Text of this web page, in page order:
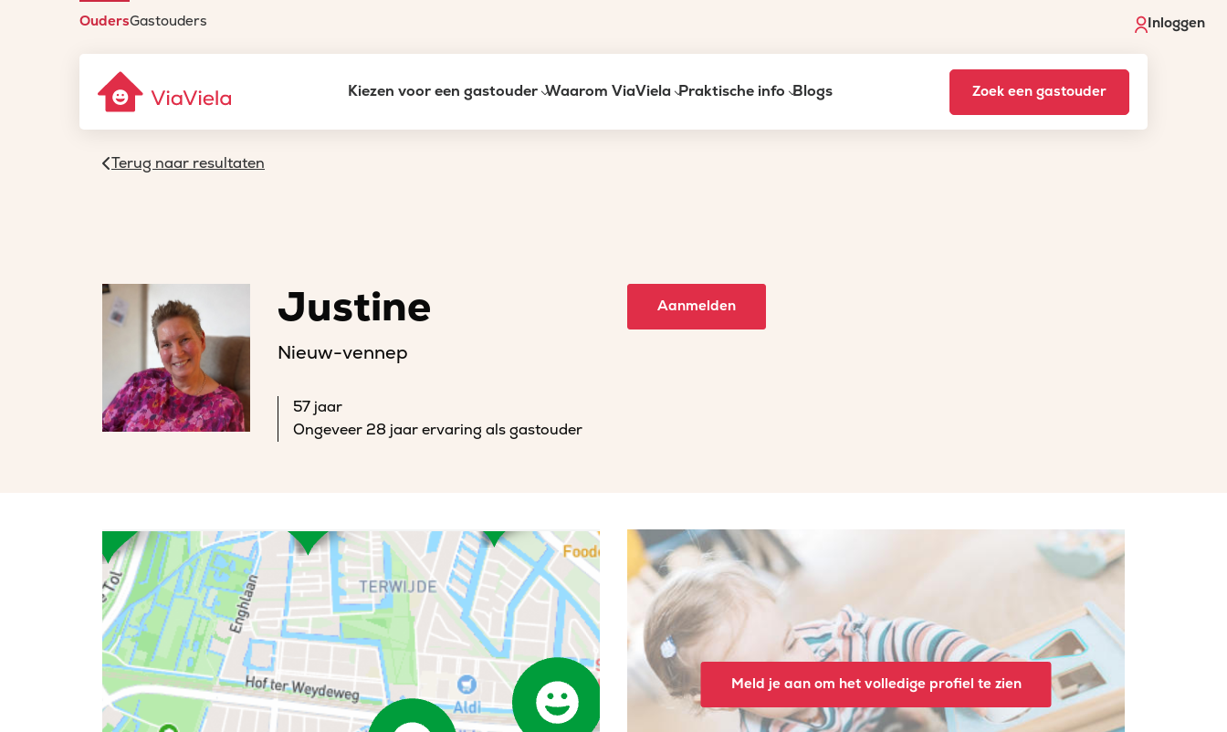
OudersGastouders Inloggen
Kiezen voor een gastouder Waarom ViaViela Praktische info Blogs Zoek een gastouder
Terug naar resultaten
Justine
Nieuw-vennep
57 jaar
Ongeveer 28 jaar ervaring als gastouder
Aanmelden
Meld je aan om het volledige profiel te zien